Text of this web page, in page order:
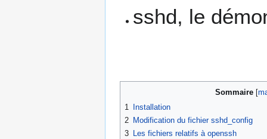
sshd, le
Sommaire
1
Installation
2 Modification du fichier sshd_config
3 Les fichiers relatifs à openssh